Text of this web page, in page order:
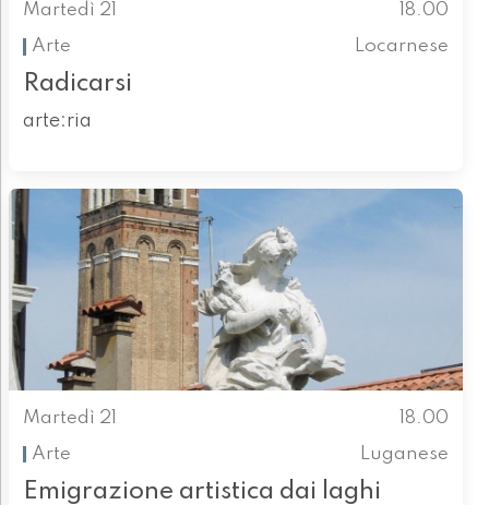
Martedì 21
18.00
Arte
Locarnese
Radicarsi
arte:ria
Martedì 21
18.00
Arte
Luganese
Emigrazione artistica dai laghi